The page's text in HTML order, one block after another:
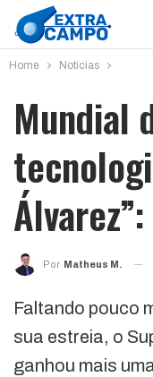
Home Notícias
Mundial
Por Matheus M.
Faltando pouco
sua estreia, o
ganhou mais